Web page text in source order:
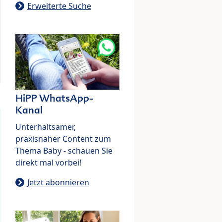
Erweiterte Suche
HiPP WhatsApp-
Kanal
Unterhaltsamer,
praxisnaher Content zum
Thema Baby - schauen Sie
direkt mal vorbei!
Jetzt abonnieren